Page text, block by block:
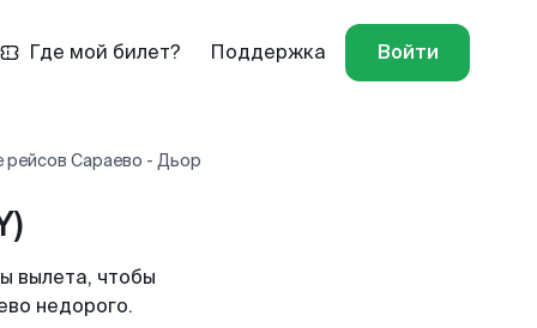
Где мой билет? Поддержка Войти
рейсов Сараево - Дьор
вылета, чтобы
недорого.